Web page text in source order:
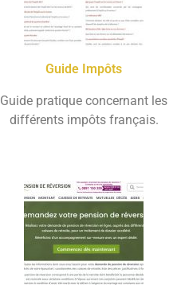
Guide Impôts
Guide pratique concernant les
différents impôts français.